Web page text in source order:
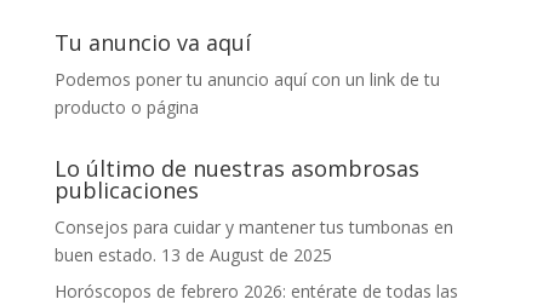
Tu anuncio va aquí
Podemos poner tu anuncio aquí con un link de tu
producto o página
Lo último de nuestras asombrosas
publicaciones
Consejos para cuidar y mantener tus tumbonas en
buen estado. 13 de August de 2025
Horóscopos de febrero 2026: entérate de todas las